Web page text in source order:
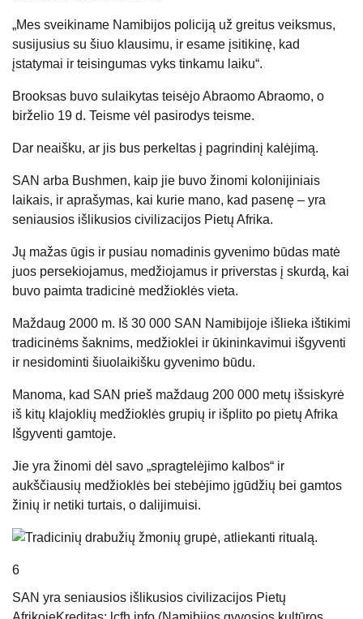
„Mes sveikiname Namibijos policiją už greitus veiksmus,
susijusius su šiuo klausimu, ir esame įsitikinę, kad
įstatymai ir teisingumas vyks tinkamu laiku“.
Brooksas buvo sulaikytas teisėjo Abraomo Abraomo, o
birželio 19 d. Teisme vėl pasirodys teisme.
Dar neaišku, ar jis bus perkeltas į pagrindinį kalėjimą.
SAN arba Bushmen, kaip jie buvo žinomi kolonijiniais
laikais, ir aprašymas, kai kurie mano, kad pasenę – yra
seniausios išlikusios civilizacijos Pietų Afrika.
Jų mažas ūgis ir pusiau nomadinis gyvenimo būdas matė
juos persekiojamus, medžiojamus ir priverstas į skurdą, kai
buvo paimta tradicinė medžioklės vieta.
Maždaug 2000 m. Iš 30 000 SAN Namibijoje išlieka ištikimi
tradicinėms šaknims, medžioklei ir ūkininkavimui išgyventi
ir nesidominti šiuolaikišku gyvenimo būdu.
Manoma, kad SAN prieš maždaug 200 000 metų išsiskyrė
iš kitų klajoklių medžioklės grupių ir išplito po pietų Afrika
Išgyventi gamtoje.
Jie yra žinomi dėl savo „spragtelėjimo kalbos“ ir
aukščiausių medžioklės bei stebėjimo įgūdžių bei gamtos
žinių ir netiki turtais, o dalijimuisi.
6
SAN yra seniausios išlikusios civilizacijos Pietų